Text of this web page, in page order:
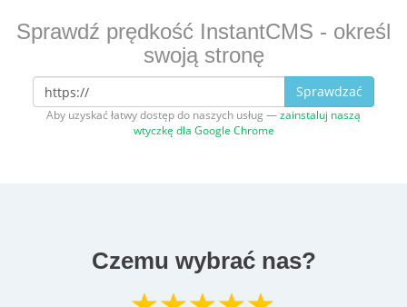
Sprawdź prędkość InstantCMS - określ
swoją stronę
Sprawdzać
Aby uzyskać łatwy dostęp do naszych usług —zainstaluj naszą
wtyczkę dla Google Chrome
Czemu wybrać nas?